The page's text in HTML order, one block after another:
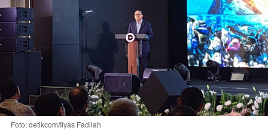
Foto: detikcom/Ilyas Fadilah